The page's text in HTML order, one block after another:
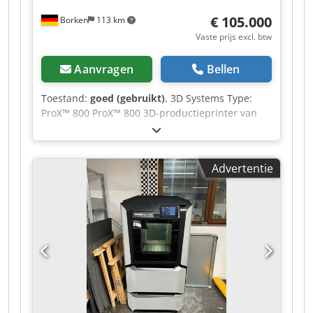
Borken 113 km € 105.000
Vaste prijs excl. btw
Aanvragen Bellen
Toestand: goed (gebruikt), 3D Systems Type:
ProX™ 800 ProX™ 800 3D-productieprinter van
3D Systems – Hoogwaardige SLA-printer Machine
werd regelmatig onderhouden Dkodpfx Aszii
Umem Rsr Bedrijfsuren: 18.700 (stand: 18-04-
2023) Na 18-04-2023 niet meer in gebruik
genomen Opmerking: Jaarlijks onderhoud tot
aan demontage uitgevoerd Te koop aangeboden:
gebruikte ProX 800 stereolithografie (SLA)
productieprinter van 3D Systems. Dit
grootformaat SLA-systeem is uitgerust met de
modernste printkoptechnologie en is geschikt
voor uiterst precieze componenten en
industriële toepassingen (bijv. automotive, lucht-
en ruimtevaart, medische technologie). Verdere
Advertentie